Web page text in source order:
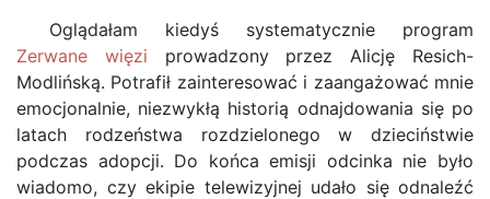
Oglądałam kiedyś systematycznie program
Zerwane więzi prowadzony przez Alicję Resich-
Modlińską. Potrafił zainteresować i zaangażować mnie
emocjonalnie, niezwykłą historią odnajdowania się po
latach rodzeństwa rozdzielonego w dzieciństwie
podczas adopcji. Do końca emisji odcinka nie było
wiadomo, czy ekipie telewizyjnej udało się odnaleźć